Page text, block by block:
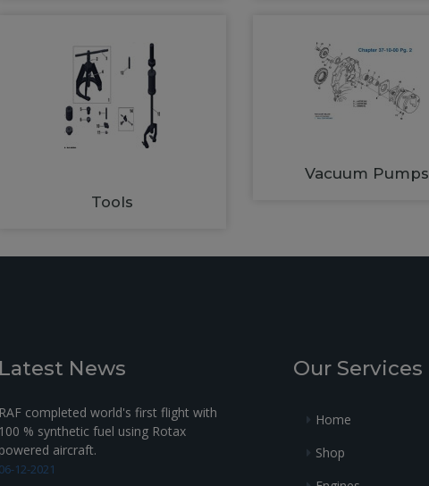
Tools
Vacuum Pumps
Latest News
RAF completed world's first flight with
100 % synthetic fuel using Rotax
powered aircraft.
06-12-2021
Our Services
Home
Shop